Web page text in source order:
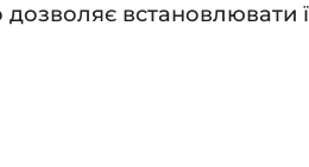
дозволяє